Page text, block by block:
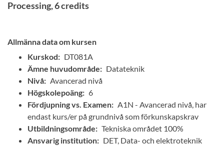
Processing, 6 credits
Allmänna data om kursen
Kurskod: DT081A
Ämne huvudområde: Datateknik
Nivå: Avancerad nivå
Högskolepoäng: 6
Fördjupning vs. Examen: A1N - Avancerad nivå, har
endast kurs/er på grundnivå som förkunskapskrav
Utbildningsområde: Tekniska området 100%
Ansvarig institution: DET, Data- och elektroteknik